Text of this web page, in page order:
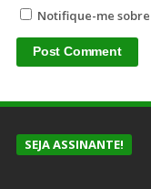
Notifique-me
SEJA ASSINANTE!